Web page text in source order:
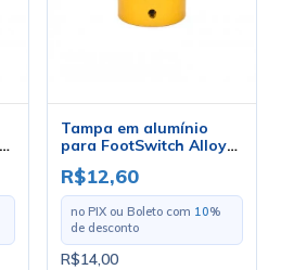
Tampa em alumínio
para FootSwitch Alloy
Laranja
R$12,60
no PIX ou Boleto com 10%
de desconto
R$14,00